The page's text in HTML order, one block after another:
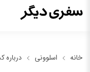
خانه اسلوونی درباره